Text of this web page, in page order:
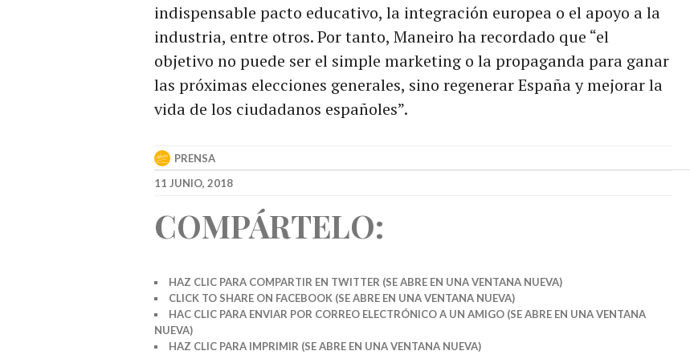
indispensable pacto educativo, la integración europea o el apoyo a la
industria, entre otros. Por tanto, Maneiro ha recordado que “el
objetivo no puede ser el simple marketing o la propaganda para ganar
las próximas elecciones generales, sino regenerar España y mejorar la
vida de los ciudadanos españoles”.
PRENSA
11 JUNIO, 2018
COMPÁRTELO:
HAZ CLIC PARA COMPARTIR EN TWITTER (SE ABRE EN UNA VENTANA NUEVA)
CLICK TO SHARE ON FACEBOOK (SE ABRE EN UNA VENTANA NUEVA)
HAC CLIC PARA ENVIAR POR CORREO ELECTRÓNICO A UN AMIGO (SE ABRE EN UNA VENTANA
NUEVA)
HAZ CLIC PARA IMPRIMIR (SE ABRE EN UNA VENTANA NUEVA)